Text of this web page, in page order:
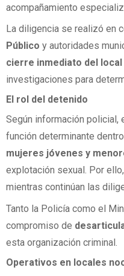
acompañamiento
La diligencia se realizó en
Público y autoridades
cierre inmediato del local
investigaciones para
El rol del detenido
Según información policial,
función determinante
mujeres jóvenes y
explotación sexual. Por
mientras continúan las
Tanto la Policía como el
compromiso de
esta organización criminal.
Operativos en locales